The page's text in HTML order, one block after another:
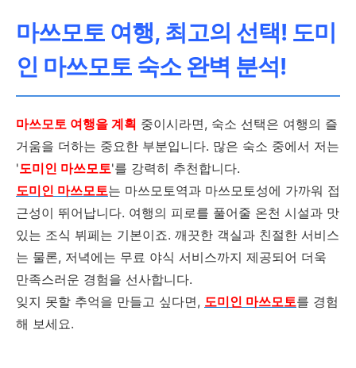
마쓰모토 여행, 최고의 선택! 도미
인 마쓰모토 숙소 완벽 분석!
마쓰모토 여행을 계획 중이시라면, 숙소 선택은 여행의 즐
거움을 더하는 중요한 부분입니다. 많은 숙소 중에서 저는
'도미인 마쓰모토'를 강력히 추천합니다.
도미인 마쓰모토는 마쓰모토역과 마쓰모토성에 가까워 접
근성이 뛰어납니다. 여행의 피로를 풀어줄 온천 시설과 맛
있는 조식 뷔페는 기본이죠. 깨끗한 객실과 친절한 서비스
는 물론, 저녁에는 무료 야식 서비스까지 제공되어 더욱
만족스러운 경험을 선사합니다.
잊지 못할 추억을 만들고 싶다면, 도미인 마쓰모토를 경험
해 보세요.